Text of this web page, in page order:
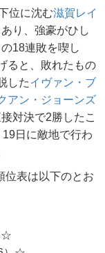
位に沈む滋賀レイ
り、強豪がひし
18連敗を喫し
ると、敗れたもの
したイヴァン・ブ
アン・ジョーンズ
対決で2勝したこ
日に敵地で行わ
表は以下のとお
☆